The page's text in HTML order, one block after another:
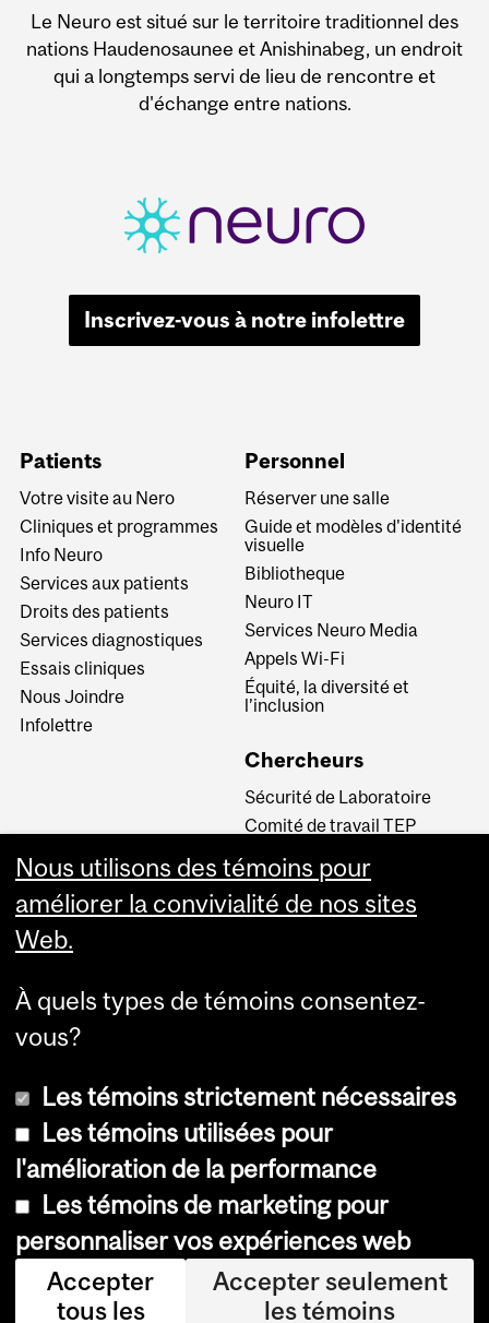
Le Neuro est situé sur le territoire traditionnel des
nations Haudenosaunee et Anishinabeg, un endroit
qui a longtemps servi de lieu de rencontre et
d'échange entre nations.
Inscrivez-vous à notre infolettre
Patients
Votre visite au Nero
Cliniques et programmes
Info Neuro
Services aux patients
Droits des patients
Services diagnostiques
Essais cliniques
Nous Joindre
Infolettre
Personnel
Réserver une salle
Guide et modèles d'identité
visuelle
Bibliotheque
Neuro IT
Services Neuro Media
Appels Wi-Fi
Équité, la diversité et
l’inclusion
Chercheurs
Sécurité de Laboratoire
Comité de travail TEP
Comité d’éthique de la
recherche du CUSM
Carrière au Neuro
Accessibilité
Avis sur les témoins
Paramètres des témoins
Nous utilisons des témoins pour
améliorer la convivialité de nos sites
Web.
À quels types de témoins consentez-
vous?
Les témoins strictement nécessaires
Les témoins utilisées pour
l'amélioration de la performance
Les témoins de marketing pour
personnaliser vos expériences web
Accepter
tous les
Accepter seulement
les témoins